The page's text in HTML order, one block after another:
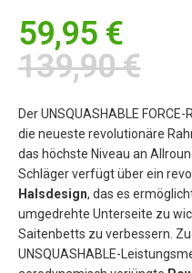
59,95 €
139,90 €
Der UNSQUASHABLE
die neueste revolutionäre
das höchste Niveau an
Schläger verfügt über ein
Halsdesign, das es
umgedrehte Unterseite zu
Saitenbetts zu verbessern.
UNSQUASHABLE-